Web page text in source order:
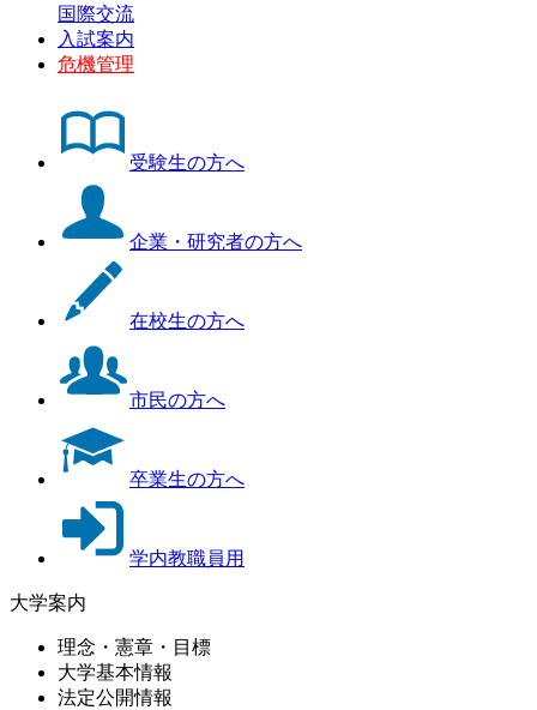
国際交流
入試案内
危機管理
受験生の方へ
企業・研究者の方へ
在校生の方へ
市民の方へ
卒業生の方へ
学内教職員用
大学案内
理念・憲章・目標
大学基本情報
法定公開情報